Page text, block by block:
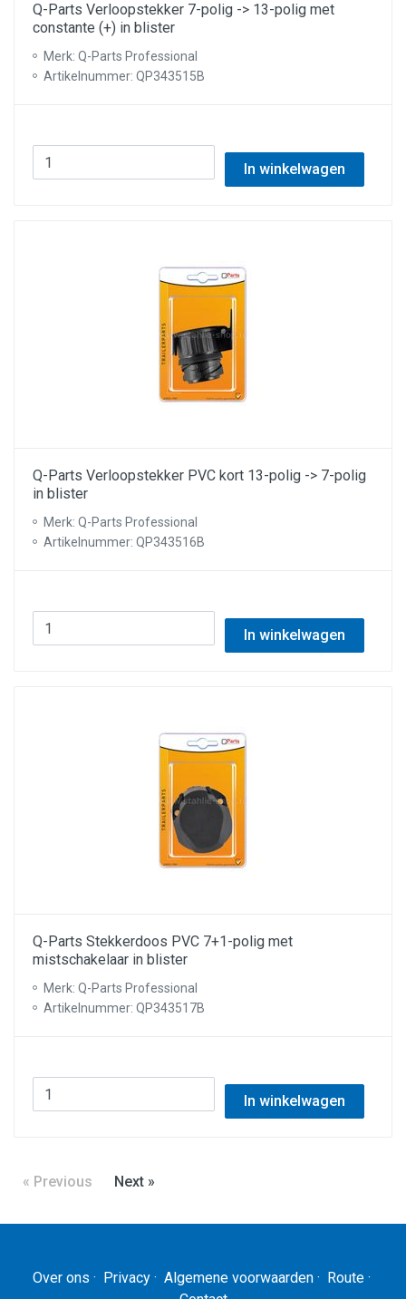
Q-Parts Verloopstekker 7-polig -> 13-polig met
constante (+) in blister
Merk: Q-Parts Professional
Artikelnummer: QP343515B
In winkelwagen
Q-Parts Verloopstekker PVC kort 13-polig -> 7-polig
in blister
Merk: Q-Parts Professional
Artikelnummer: QP343516B
In winkelwagen
Q-Parts Stekkerdoos PVC 7+1-polig met
mistschakelaar in blister
Merk: Q-Parts Professional
Artikelnummer: QP343517B
In winkelwagen
« Previous Next »
Over ons · Privacy· Algemene voorwaarden· Route·